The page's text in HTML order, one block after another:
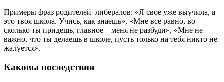
Примеры фраз родителей–либералов: «Я свое уже выучила, а
это твоя школа. Учись, как знаешь», «Мне все равно, во
сколько ты придешь, главное – меня не разбуди», «Мне не
важно, что ты делаешь в школе, пусть только на тебя никто не
жалуется».
Каковы последствия